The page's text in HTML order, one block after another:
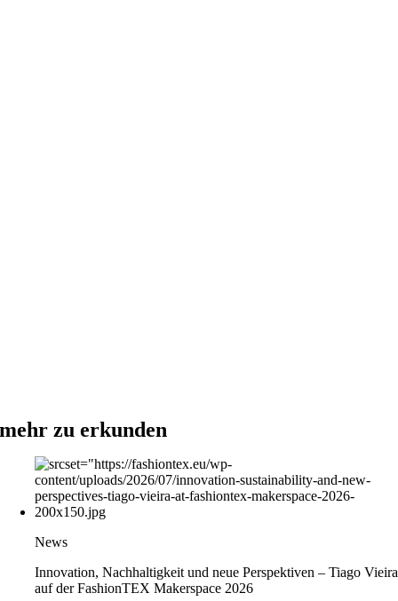
mehr zu erkunden
News
Innovation, Nachhaltigkeit und neue Perspektiven – Tiago Vieira
auf der FashionTEX Makerspace 2026